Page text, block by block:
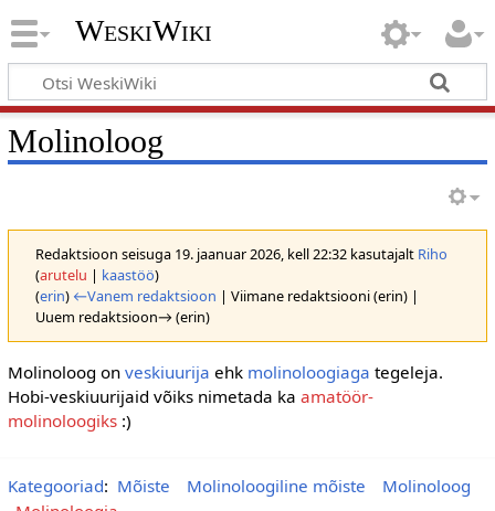
WeskiWiki
Molinoloog
Redaktsioon seisuga 19. jaanuar 2026, kell 22:32 kasutajalt Riho
(arutelu | kaastöö)
(erin) ←Vanem redaktsioon | Viimane redaktsiooni (erin) |
Uuem redaktsioon→ (erin)
Molinoloog on veskiuurija ehk molinoloogiaga tegeleja.
Hobi-veskiuurijaid võiks nimetada ka amatöör-
molinoloogiks:)
Kategooriad: Mõiste Molinoloogiline mõiste
Molinoloog